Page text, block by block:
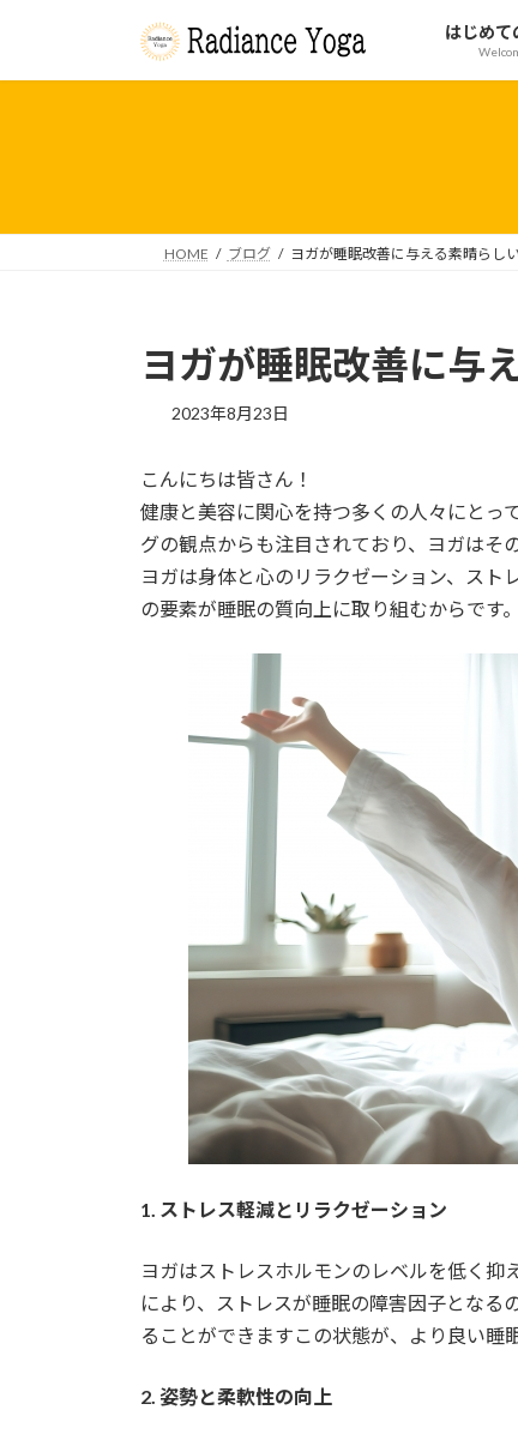
はじめて
HOME ブログ ヨガが睡眠改善に与える素晴らし
ヨガが睡眠改善に与
2023年8月23日
こんにちは皆さん！
健康と美容に関心を持つ多くの人々にとっ
グの観点からも注目されており、ヨガはそ
ヨガは身体と心のリラクゼーション、スト
の要素が睡眠の質向上に取り組むからです。
1. ストレス軽減とリラクゼーション
ヨガはストレスホルモンのレベルを低く抑
により、ストレスが睡眠の障害因子となる
ることができますこの状態が、より良い睡
2. 姿勢と柔軟性の向上